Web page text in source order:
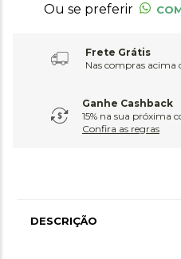
Ou se preferir
Frete Grátis
Nas compras acima
Ganhe Cashback
15% na sua próxima
Confira as regras
DESCRIÇÃO